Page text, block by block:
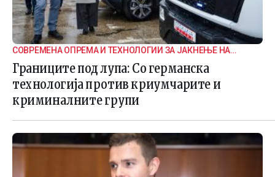
СОВРЕМЕНА ОПРЕМА И ТЕХНОЛОГИИ ЗА ЈАКНЕЊЕ НА
ГРАНИЧНАТА БЕЗБЕДНОСТ
Границите под лупа: Со германска
технологија против криумчарите и
криминалните групи